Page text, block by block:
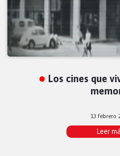
Los cines que
13 febrero
Leer